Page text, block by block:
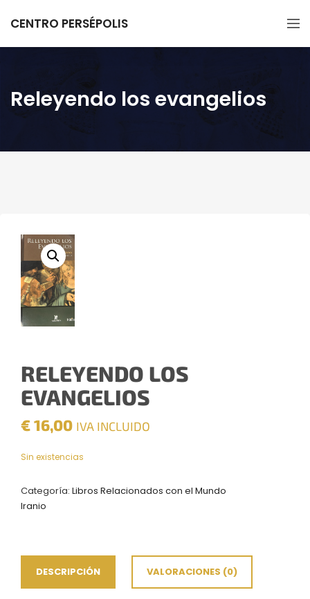
CENTRO PERSÉPOLIS
Releyendo los evangelios
RELEYENDO LOS
EVANGELIOS
€16,00 IVA INCLUIDO
Sin existencias
Categoría: Libros Relacionados con el Mundo
Iranio
DESCRIPCIÓN VALORACIONES (0)